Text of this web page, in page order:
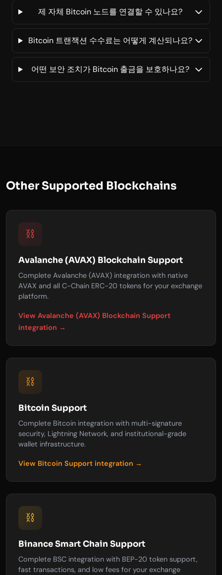
제 자체 Bitcoin 노드를 연결할 수 있나요?
Bitcoin 트랜잭션 수수료는 어떻게 계산되나요?
어떤 보안 조치가 Bitcoin 출금을 보호하나요?
Other Supported Blockchains
⛓️
Avalanche (AVAX) Blockchain Support
Complete Avalanche (AVAX) integration with native
AVAX and all C-Chain ERC-20 tokens for your exchange
platform.
View Avalanche (AVAX) Blockchain Support
integration →
⛓️
Bitcoin Support
Complete Bitcoin integration with multi-signature
security, Lightning Network, and institutional-grade
wallet infrastructure.
View Bitcoin Support integration →
⛓️
Binance Smart Chain Support
Complete BSC integration with BEP-20 token support,
fast transactions, and low fees for your exchange